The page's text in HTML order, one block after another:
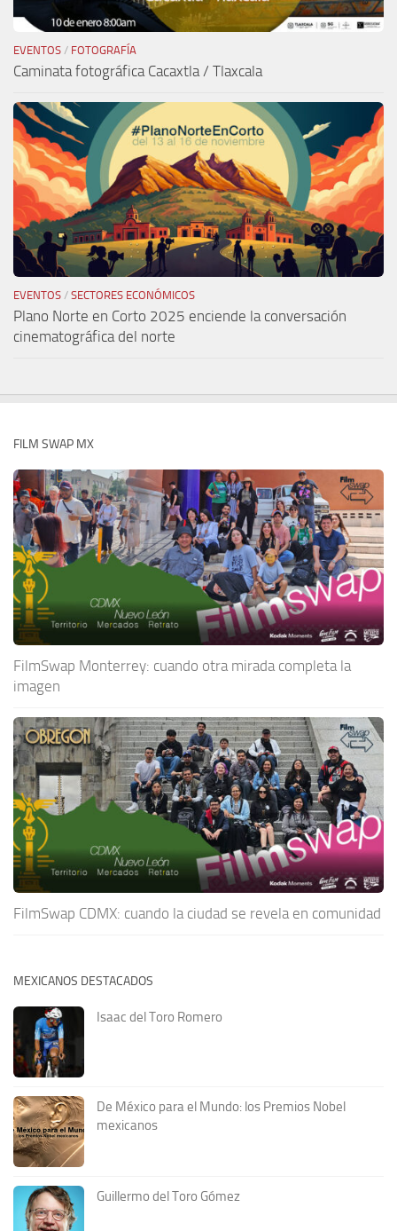
EVENTOS / FOTOGRAFÍA
Caminata fotográfica Cacaxtla / Tlaxcala
EVENTOS / SECTORES ECONÓMICOS
Plano Norte en Corto 2025 enciende la conversación
cinematográfica del norte
FILM SWAP MX
FilmSwap Monterrey: cuando otra mirada completa la
imagen
FilmSwap CDMX: cuando la ciudad se revela en comunidad
MEXICANOS DESTACADOS
Isaac del Toro Romero
De México para el Mundo: los Premios Nobel
mexicanos
Guillermo del Toro Gómez